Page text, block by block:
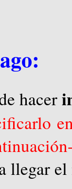
hacer
llegar